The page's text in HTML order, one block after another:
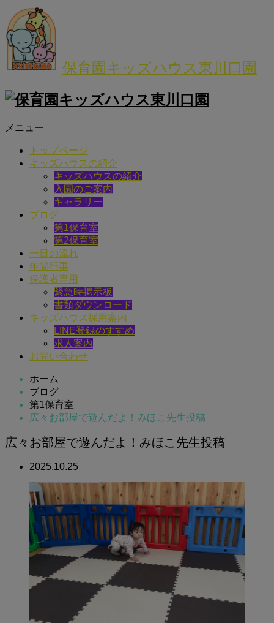
保育園キッズハウス東川口園
メニュー
トップページ
キッズハウスの紹介
キッズハウスの紹介
入園のご案内
ギャラリー
ブログ
第1保育室
第2保育室
一日の流れ
年間行事
保護者専用
緊急時掲示板
書類ダウンロード
キッズハウス採用案内
LINE登録のすすめ
求人案内
お問い合わせ
ホーム
ブログ
第1保育室
広々お部屋で遊んだよ！みほこ先生投稿
広々お部屋で遊んだよ！みほこ先生投稿
2025.10.25